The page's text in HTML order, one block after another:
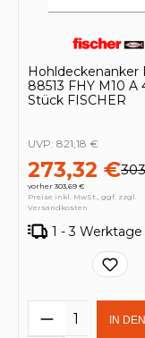
Hohldeckenanker
88513 FHY M10 A
Stück FISCHER
273,32 €
vorher 303,69 €
UVP: 821,18 €
Preise inkl. MwSt., ggf. zzgl.
Versandkosten
1 - 3 Werktage
ProduktIN